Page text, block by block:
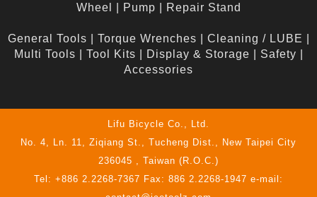
Wheel
Pump Repair Stand
General Tools Torque Wrenches Cleaning / LUBE
Multi Tools
Tool Kits Display & Storage Safety
Accessories
Lifu Bicycle Co., Ltd.
No. 4, Ln. 11, Ziqiang St., Tucheng Dist., New Taipei City
236045 , Taiwan (R.O.C.)
Tel: +886 2.2268-7367 Fax: 886 2.2268-1947 e-mail: